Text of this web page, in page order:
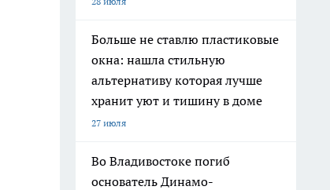
Больше не ставлю пластиковые
окна: нашла стильную
альтернативу которая лучше
хранит уют и тишину в доме
27 июля
Во Владивостоке погиб
основатель Динамо-